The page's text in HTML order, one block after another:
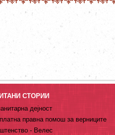
СТОРИИ
дејност
правна помош за верниците
- Велес